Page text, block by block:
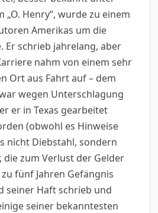
„O. Henry“, wurde zu einem
Amerikas um die
Er schrieb jahrelang, aber
nahm von einem sehr
Ort aus Fahrt auf – dem
wegen Unterschlagung
er in Texas gearbeitet
(obwohl es Hinweise
nicht Diebstahl, sondern
die zum Verlust der Gelder
fünf Jahren Gefängnis
seiner Haft schrieb und
seiner bekanntesten